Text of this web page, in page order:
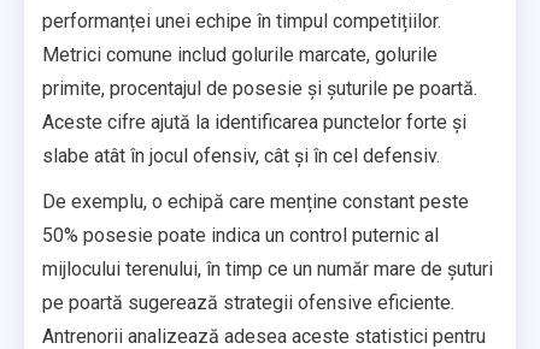
performanței unei echipe în timpul competițiilor.
Metrici comune includ golurile marcate, golurile
primite, procentajul de posesie și șuturile pe poartă.
Aceste cifre ajută la identificarea punctelor forte și
slabe atât în jocul ofensiv, cât și în cel defensiv.
De exemplu, o echipă care menține constant peste
50% posesie poate indica un control puternic al
mijlocului terenului, în timp ce un număr mare de șuturi
pe poartă sugerează strategii ofensive eficiente.
Antrenorii analizează adesea aceste statistici pentru